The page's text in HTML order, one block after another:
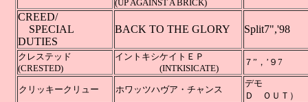
(UP AGAINST A BRICK)
CREED/
SPECIAL
DUTIES
BACK TO THE GLORY Split7",'98
クレステッド
(CRESTED)
イントキシケイトＥＰ
(INTKISICATE)
７”，’９7
クリッキークリュー ホワッツハヴア・チャンス
デモ
Ｄ ＯＵＴ）